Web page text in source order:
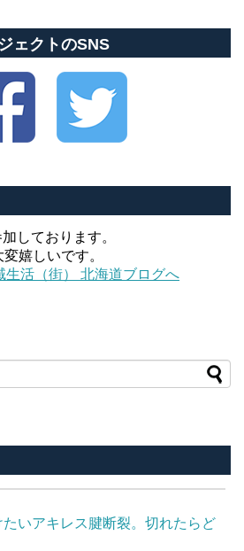
ェクトのSNS
しております。
変嬉しいです。
いアキレス腱断裂。切れたらど